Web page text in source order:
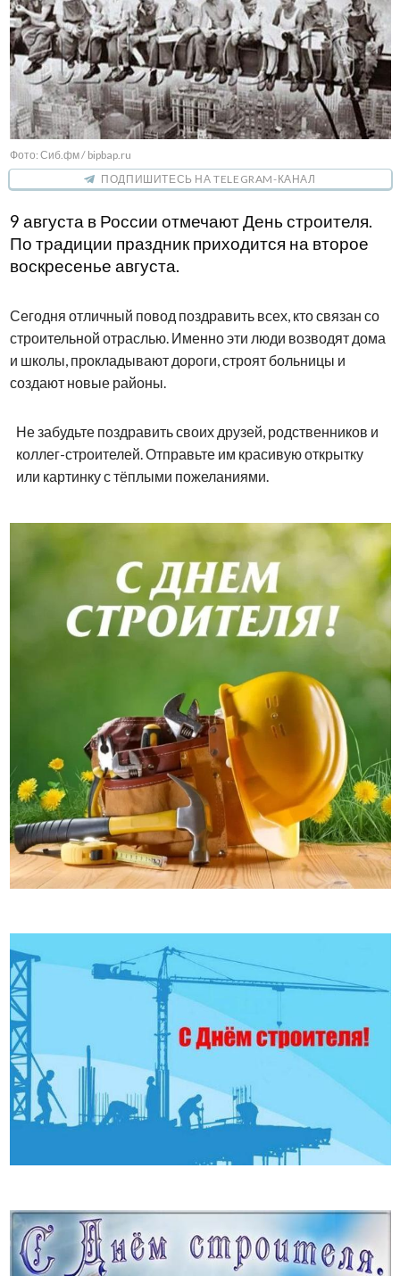
Фото: Сиб.фм / bipbap.ru
ПОДПИШИТЕСЬ НА TELEGRAM-КАНАЛ
9 августа в России отмечают День строителя.
По традиции праздник приходится на второе
воскресенье августа.
Сегодня отличный повод поздравить всех, кто связан со
строительной отраслью. Именно эти люди возводят дома
и школы, прокладывают дороги, строят больницы и
создают новые районы.
Не забудьте поздравить своих друзей, родственников и
коллег-строителей. Отправьте им красивую открытку
или картинку с тёплыми пожеланиями.